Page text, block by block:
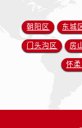
朝阳区 东城
门头沟区 房
怀柔